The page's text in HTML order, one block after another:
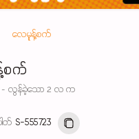
လေမူန့်စက်
စက်
- လွန်ခဲ့သော 2 လ က
ါတ် S-555723